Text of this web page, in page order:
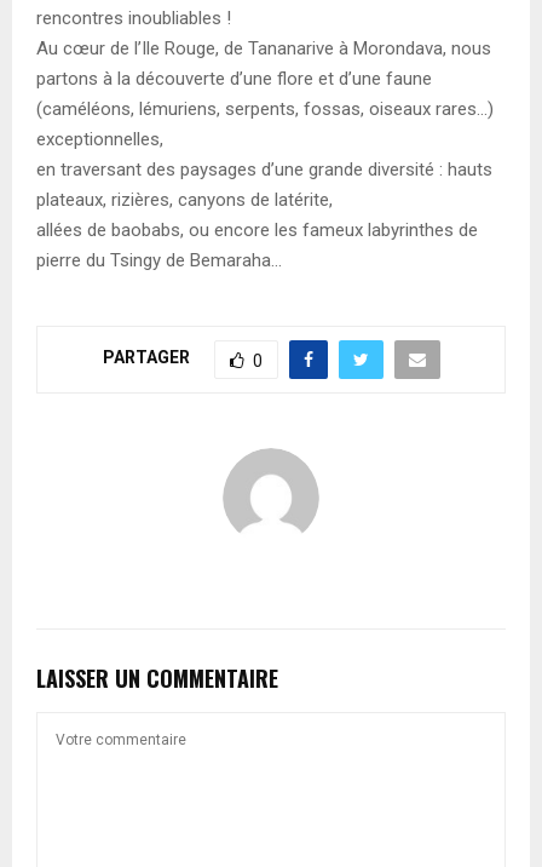
rencontres inoubliables !
Au cœur de l’Ile Rouge, de Tananarive à Morondava, nous
partons à la découverte d’une flore et d’une faune
(caméléons, lémuriens, serpents, fossas, oiseaux rares…)
exceptionnelles,
en traversant des paysages d’une grande diversité : hauts
plateaux, rizières, canyons de latérite,
allées de baobabs, ou encore les fameux labyrinthes de
pierre du Tsingy de Bemaraha…
PARTAGER 0
LAISSER UN COMMENTAIRE